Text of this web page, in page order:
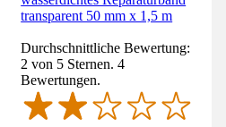
transparent 50 mm x 1,5 m
Durchschnittliche Bewertung:
2 von 5 Sternen. 4
Bewertungen.